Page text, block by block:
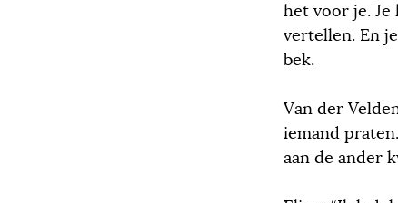
het voor je.
vertellen. En
bek.
Van der
iemand
aan de ander